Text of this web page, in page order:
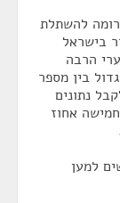
להשתלת
בישראל
הרבה
בין מספר
נתונים
אחוז
למען